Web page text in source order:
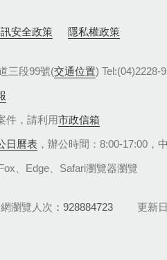
安全政策 隱私權政策
三段99號(交通位置) Tel:(04)2228-
件，請利用市政信箱
日曆表 ，辦公時間：8:00-17:00，
、Edge、Safari瀏覽器瀏覽
瀏覽人次 928884723 更新